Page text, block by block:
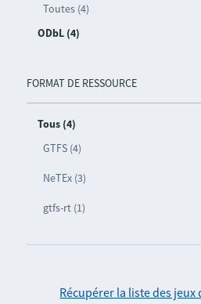
Toutes (4)
ODbL (4)
FORMAT DE RESSOURCE
Tous (4)
GTFS (4)
NeTEx (3)
gtfs-rt (1)
Récupérer la liste des jeux